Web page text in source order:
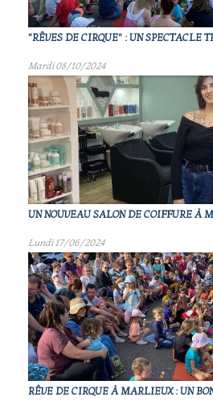
"RÊVES DE CIRQUE" : UN SPECTACLE
Mardi 08/10/2024
UN NOUVEAU SALON DE COIFFURE À
Lundi 17/06/2024
RÊVE DE CIRQUE À MARLIEUX : UN